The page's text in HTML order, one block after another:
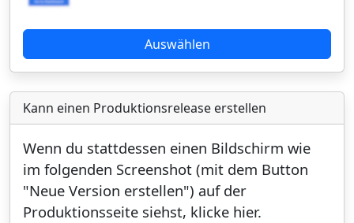
Auswählen
Kann einen Produktionsrelease erstellen
Wenn du stattdessen einen Bildschirm wie
im folgenden Screenshot (mit dem Button
"Neue Version erstellen") auf der
Produktionsseite siehst, klicke hier.